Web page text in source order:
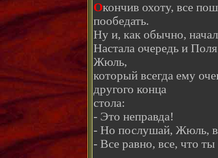
Окончив охоту, все
пообедать.
Ну и, как обычно,
Настала очередь и
Жюль,
который всегда ему
другого конца
стола:
- Это неправда!
- Но послушай, Жюль,
- Все равно, все, что